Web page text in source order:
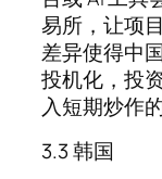
易所，让项
差异使得中
投机化，投
入短期炒作
3.3 韩国